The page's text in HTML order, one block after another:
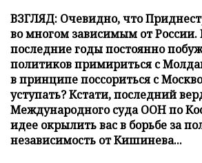
ВЗГЛЯД: Очевидно, что
во многом зависимым от России.
последние годы постоянно
политиков примириться с
в принципе поссориться с
уступать? Кстати, последний
Международного суда ООН по
идее окрылить вас в борьбе за
независимость от Кишинева...